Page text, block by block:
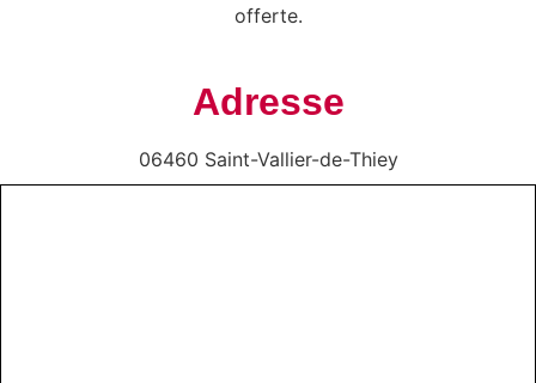
offerte.
Adresse
06460 Saint-Vallier-de-Thiey